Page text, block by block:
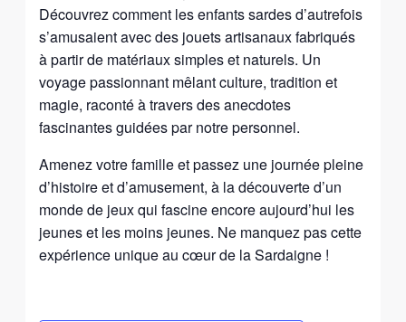
Découvrez comment les enfants sardes d’autrefois
s’amusaient avec des jouets artisanaux fabriqués
à partir de matériaux simples et naturels. Un
voyage passionnant mêlant culture, tradition et
magie, raconté à travers des anecdotes
fascinantes guidées par notre personnel.
Amenez votre famille et passez une journée pleine
d’histoire et d’amusement, à la découverte d’un
monde de jeux qui fascine encore aujourd’hui les
jeunes et les moins jeunes. Ne manquez pas cette
expérience unique au cœur de la Sardaigne !